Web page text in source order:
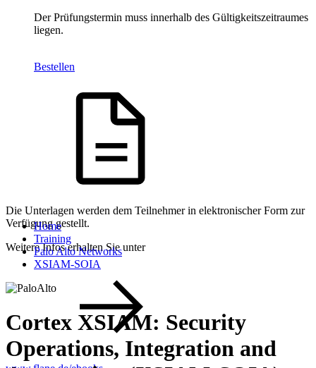
Der Prüfungstermin muss innerhalb des Gültigkeitszeitraumes
liegen.
Bestellen
Die Unterlagen werden dem Teilnehmer in elektronischer Form zur
Verfügung gestellt.
Weitere Infos erhalten Sie unter
Home
Training
Palo Alto Networks
XSIAM-SOIA
Cortex XSIAM: Security
Operations, Integration and